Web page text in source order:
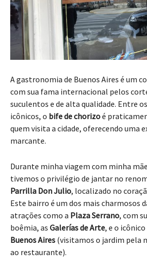
A gastronomia de Buenos Aires é um
com sua fama internacional pelos
suculentos e de alta qualidade. Entre
icônicos, o bife de chorizoé
quem visita a cidade, oferecendo uma
marcante.
Durante minha viagem com minha
tivemos o privilégio de jantar no
Parrilla Don Julio, localizado no
Este bairro é um dos mais charmosos
atrações como a Plaza Serrano, com
boêmia, as Galerías de Arte, e o icônico
Buenos Aires (visitamos o jardim pela
ao restaurante).